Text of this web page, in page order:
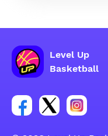
Level Up
Basketball
Enlace para el grupo
Enlace para
Enlace